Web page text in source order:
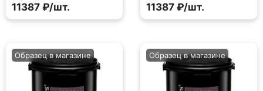
11387 ₽/шт. 11387 ₽/шт.
Образец в магазине Образец в магазине